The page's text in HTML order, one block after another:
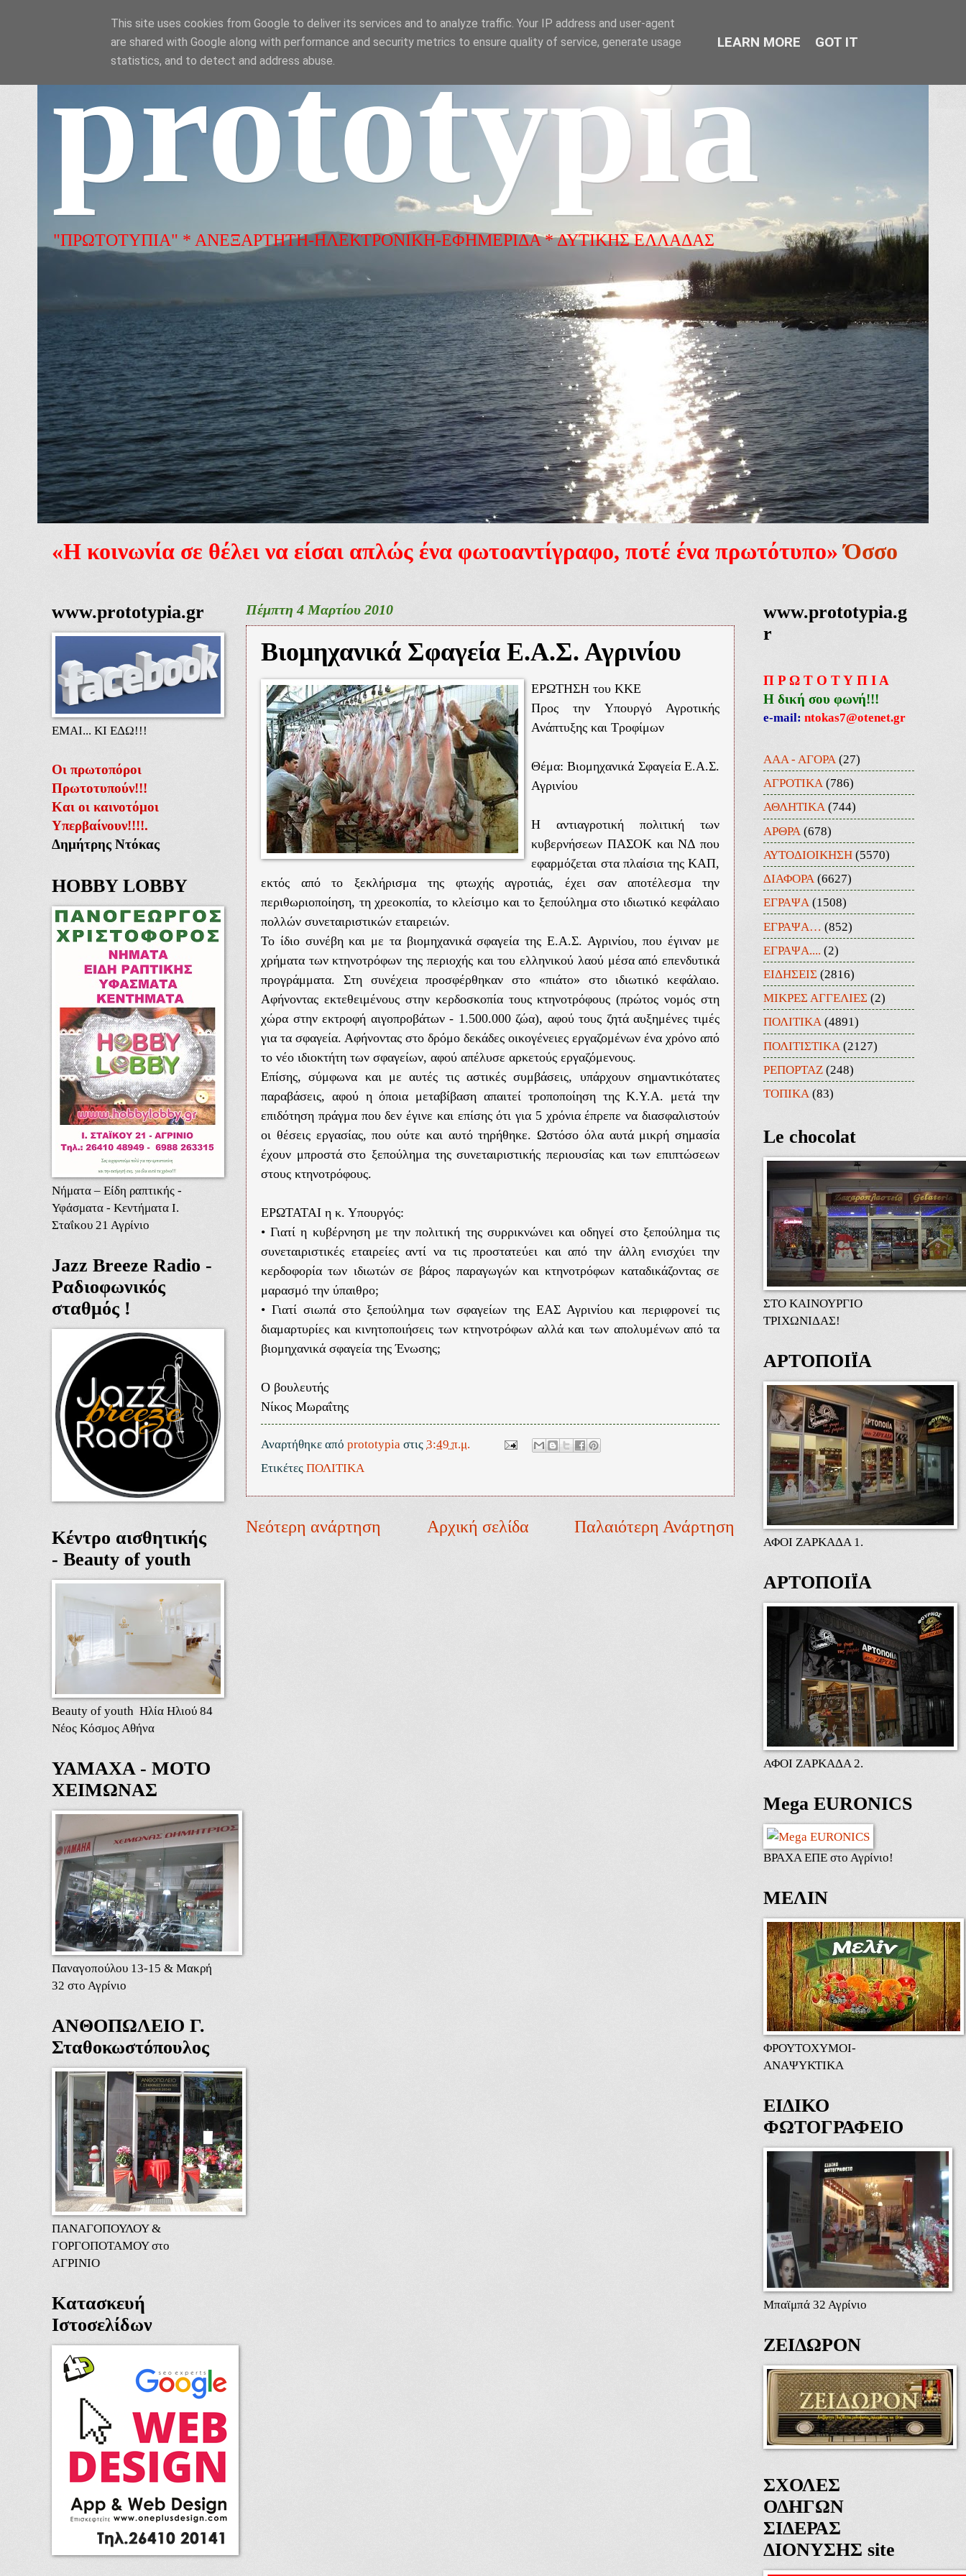
prototypia
"ΠΡΩΤΟΤΥΠΙΑ" * ΑΝΕΞΑΡΤΗΤΗ-ΗΛΕΚΤΡΟΝΙΚΗ-ΕΦΗΜΕΡΙΔΑ * ΔΥΤΙΚΗΣ ΕΛΛΑΔΑΣ
«Η κοινωνία σε θέλει να είσαι απλώς ένα φωτοαντίγραφο, ποτέ ένα πρωτότυπο» Όσσο
Πέμπτη 4 Μαρτίου 2010
Βιομηχανικά Σφαγεία Ε.Α.Σ. Αγρινίου
ΕΡΩΤΗΣΗ του ΚΚΕ
Προς την Υπουργό Αγροτικής
Ανάπτυξης και Τροφίμων
Θέμα: Βιομηχανικά Σφαγεία Ε.Α.Σ.
Αγρινίου
Η αντιαγροτική πολιτική των
κυβερνήσεων ΠΑΣΟΚ και ΝΔ που
εφαρμόζεται στα πλαίσια της ΚΑΠ,
εκτός από το ξεκλήρισμα της φτωχής αγροτιάς, έχει σαν αποτέλεσμα την
περιθωριοποίηση, τη χρεοκοπία, το κλείσιμο και το ξεπούλημα στο ιδιωτικό κεφάλαιο
πολλών συνεταιριστικών εταιρειών.
Το ίδιο συνέβη και με τα βιομηχανικά σφαγεία της Ε.Α.Σ. Αγρινίου, που έγιναν με
χρήματα των κτηνοτρόφων της περιοχής και του ελληνικού λαού μέσα από επενδυτικά
προγράμματα. Στη συνέχεια προσφέρθηκαν στο «πιάτο» στο ιδιωτικό κεφάλαιο.
Αφήνοντας εκτεθειμένους στην κερδοσκοπία τους κτηνοτρόφους (πρώτος νομός στη
χώρα στην εκτροφή αιγοπροβάτων - 1.500.000 ζώα), αφού τους ζητά αυξημένες τιμές
για τα σφαγεία. Αφήνοντας στο δρόμο δεκάδες οικογένειες εργαζομένων ένα χρόνο από
το νέο ιδιοκτήτη των σφαγείων, αφού απέλυσε αρκετούς εργαζόμενους.
Επίσης, σύμφωνα και με αυτές τις αστικές συμβάσεις, υπάρχουν σημαντικότατες
παραβάσεις, αφού η όποια μεταβίβαση απαιτεί τροποποίηση της Κ.Υ.Α. μετά την
επιδότηση πράγμα που δεν έγινε και επίσης ότι για 5 χρόνια έπρεπε να διασφαλιστούν
οι θέσεις εργασίας, που ούτε και αυτό τηρήθηκε. Ωστόσο όλα αυτά μικρή σημασία
έχουν μπροστά στο ξεπούλημα της συνεταιριστικής περιουσίας και των επιπτώσεων
στους κτηνοτρόφους.
ΕΡΩΤΑΤΑΙ η κ. Υπουργός:
• Γιατί η κυβέρνηση με την πολιτική της συρρικνώνει και οδηγεί στο ξεπούλημα τις
συνεταιριστικές εταιρείες αντί να τις προστατεύει και από την άλλη ενισχύει την
κερδοφορία των ιδιωτών σε βάρος παραγωγών και κτηνοτρόφων καταδικάζοντας σε
μαρασμό την ύπαιθρο;
• Γιατί σιωπά στο ξεπούλημα των σφαγείων της ΕΑΣ Αγρινίου και περιφρονεί τις
διαμαρτυρίες και κινητοποιήσεις των κτηνοτρόφων αλλά και των απολυμένων από τα
βιομηχανικά σφαγεία της Ένωσης;
Ο βουλευτής
Νίκος Μωραΐτης
Αναρτήθηκε από prototypia στις 3:49 π.μ.
Ετικέτες ΠΟΛΙΤΙΚΑ
Νεότερη ανάρτηση Παλαιότερη Ανάρτηση
Αρχική σελίδα
www.prototypia.gr
ΕΜΑΙ... ΚΙ ΕΔΩ!!!
Οι πρωτοπόροι
Πρωτοτυπούν!!!
Και οι καινοτόμοι
Υπερβαίνουν!!!!.
Δημήτρης Ντόκας
HOBBY LOBBY
Νήματα – Είδη ραπτικής -
Υφάσματα - Κεντήματα Ι.
Σταΐκου 21 Αγρίνιο
Jazz Breeze Radio -
Ραδιοφωνικός
σταθμός !
Κέντρο αισθητικής
- Beauty of youth
Beauty of youth Ηλία Ηλιού 84
Νέος Κόσμος Αθήνα
ΥΑΜΑΧΑ - ΜΟΤΟ
ΧΕΙΜΩΝΑΣ
Παναγοπούλου 13-15 & Μακρή
32 στο Αγρίνιο
ΑΝΘΟΠΩΛΕΙΟ Γ.
Σταθοκωστόπουλος
ΠΑΝΑΓΟΠΟΥΛΟΥ &
ΓΟΡΓΟΠΟΤΑΜΟΥ στο
ΑΓΡΙΝΙΟ
Κατασκευή
Ιστοσελίδων
www.prototypia.g
r
Π Ρ Ω Τ Ο Τ Υ Π Ι Α
Η δική σου φωνή!!!
e-mail: ntokas7@otenet.gr
ΑΑΑ - ΑΓΟΡΑ (27)
ΑΓΡΟΤΙΚΑ (786)
ΑΘΛΗΤΙΚΑ (744)
ΑΡΘΡΑ (678)
ΑΥΤΟΔΙΟΙΚΗΣΗ (5570)
ΔΙΑΦΟΡΑ (6627)
ΕΓΡΑΨΑ (1508)
ΕΓΡΑΨΑ… (852)
ΕΓΡΑΨΑ.... (2)
ΕΙΔΗΣΕΙΣ (2816)
ΜΙΚΡΕΣ ΑΓΓΕΛΙΕΣ (2)
ΠΟΛΙΤΙΚΑ (4891)
ΠΟΛΙΤΙΣΤΙΚΑ (2127)
ΡΕΠΟΡΤΑΖ (248)
ΤΟΠΙΚΑ (83)
Le chocolat
ΣΤΟ ΚΑΙΝΟΥΡΓΙΟ
ΤΡΙΧΩΝΙΔΑΣ!
ΑΡΤΟΠΟΙΪΑ
ΑΦΟΙ ΖΑΡΚΑΔΑ 1.
ΑΡΤΟΠΟΙΪΑ
ΑΦΟΙ ΖΑΡΚΑΔΑ 2.
Mega EURONICS
ΒΡΑΧΑ ΕΠΕ στο Αγρίνιο!
ΜΕΛΙΝ
ΦΡΟΥΤΟΧΥΜΟΙ-
ΑΝΑΨΥΚΤΙΚΑ
ΕΙΔΙΚΟ
ΦΩΤΟΓΡΑΦΕΙΟ
Μπαϊμπά 32 Αγρίνιο
ΖΕΙΔΩΡΟΝ
ΣΧΟΛΕΣ
ΟΔΗΓΩΝ
ΣΙΔΕΡΑΣ
ΔΙΟΝΥΣΗΣ site
This site uses cookies from Google to deliver its services and to analyze traffic. Your IP address and user-agent
are shared with Google along with performance and security metrics to ensure quality of service, generate usage
statistics, and to detect and address abuse.
LEARN MORE GOT IT